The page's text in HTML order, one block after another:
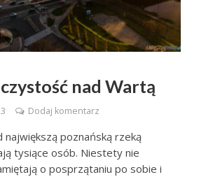
nad Wartą
Dodaj komentarz
największą poznańską rzeką
tysiące osób. Niestety nie
o posprzątaniu po sobie i